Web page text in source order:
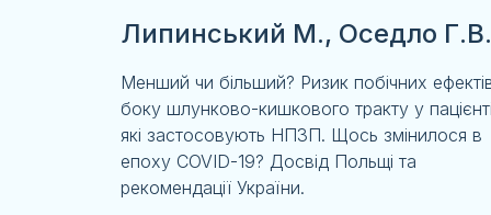
Липинський М., Оседло Г.В.
Менший чи більший? Ризик побічних
боку шлунково-кишкового тракту у
які застосовують НПЗП. Щось змінилося в
епоху СOVID-19? Досвід Польщі та
рекомендації України.